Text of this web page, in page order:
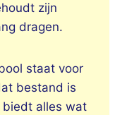
zijn
dragen.
staat voor
bestand is
biedt alles wat